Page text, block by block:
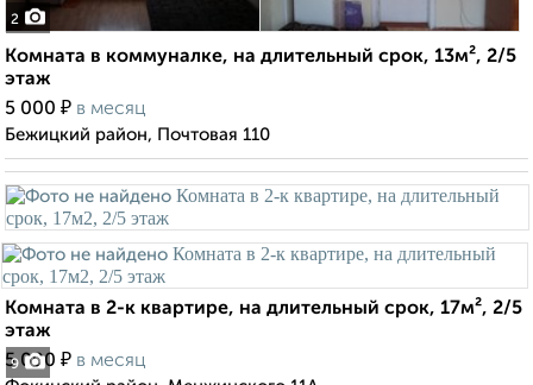
2
Комната в коммуналке, на длительный срок, 13м², 2/5
этаж
5 000 ₽ в месяц
Бежицкий район, Почтовая 110
9
Комната в 2-к квартире, на длительный срок, 17м², 2/5
этаж
5 000 ₽ в месяц